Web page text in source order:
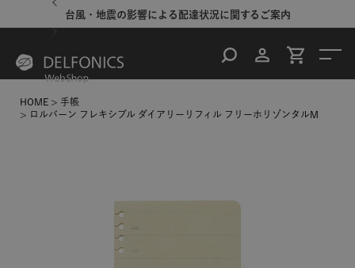
台風・地震の影響による配達状況に関するご案内
HOME
手帳
ロルバーン フレキシブル ダイアリーリフィル フリーホリゾンタルM